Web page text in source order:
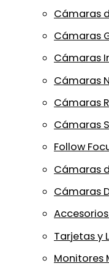
Cámaras
Cámaras
Cámaras
Cámaras
Cámaras
Cámaras
Follow
Cámaras
Cámaras
Tarjetas y
Monitores